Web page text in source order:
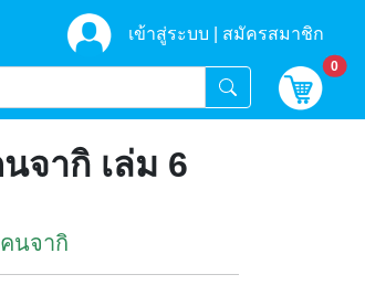
เข้าสู่ระบบ | สมัครสมาชิก
0
จากิ เล่ม 6
นจากิ